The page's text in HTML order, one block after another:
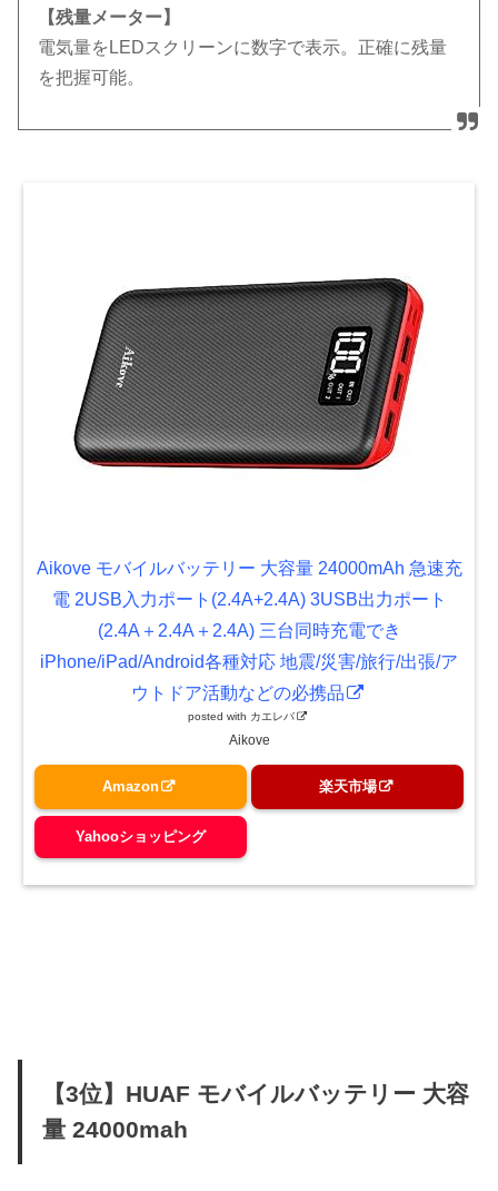
【残量メーター】
電気量をLEDスクリーンに数字で表示。正確に残量
を把握可能。
Aikove モバイルバッテリー 大容量 24000mAh 急速充
電 2USB入力ポート(2.4A+2.4A) 3USB出力ポート
(2.4A＋2.4A＋2.4A) 三台同時充電でき
iPhone/iPad/Android各種対応 地震/災害/旅行/出張/ア
ウトドア活動などの必携品
posted with カエレバ
Aikove
Amazon 楽天市場
Yahooショッピング
【3位】HUAF モバイルバッテリー 大容
量 24000mah